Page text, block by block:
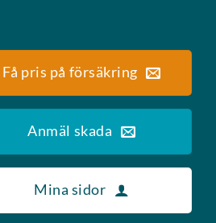
Få pris på försäkring
Anmäl skada
Mina sidor